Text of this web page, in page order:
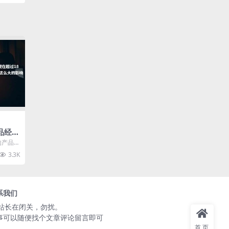
经理
18
做
的
品
...3.3K
我们
在闭关，勿扰。
可以随便找个文章评论留言即可
首页